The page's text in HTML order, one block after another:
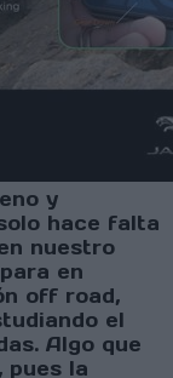
y
hace falta
nuestro
en
off road,
el
Algo que
pues la